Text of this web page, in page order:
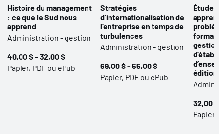
Histoire du management
: ce que le Sud nous
apprend
Administration - gestion
40,00 $ - 32,00 $
Papier, PDF ou ePub
Stratégies
d’internationalisation de
l’entreprise en temps de
turbulences
Administration - gestion
69,00 $ - 55,00 $
Papier, PDF ou ePub
32,00
Papier,